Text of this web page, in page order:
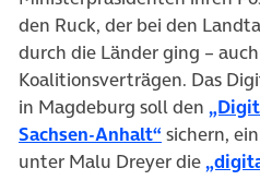
den Ruck, der bei den
durch die Länder ging –
Koalitionsverträgen. Das
in Magdeburg soll den
Sachsen-Anhalt“ sichern,
unter Malu Dreyer die